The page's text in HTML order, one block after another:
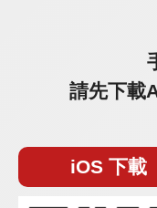
請先下載
iOS 下載